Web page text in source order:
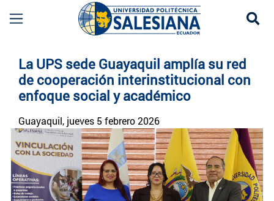
La UPS sede Guayaquil amplía su red
de cooperación interinstitucional con
enfoque social y académico
Guayaquil, jueves 5 febrero 2026